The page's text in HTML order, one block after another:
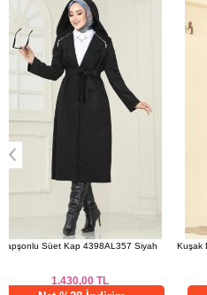
Standart
Kuşak Detaylı Belmando Elbise 7160BG354
1.362,50